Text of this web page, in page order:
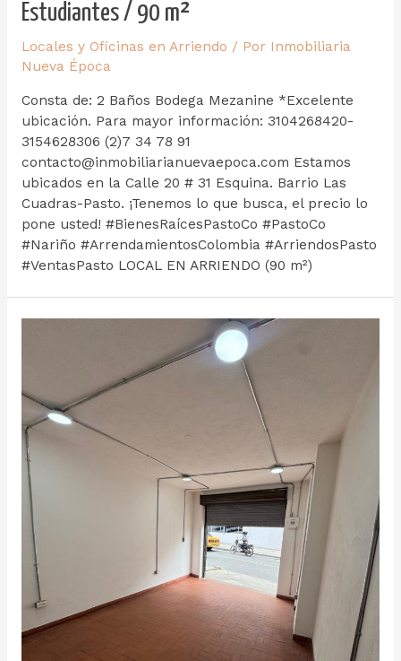
Estudiantes / 90 m²
Locales y Oficinas en Arriendo / Por Inmobiliaria
Nueva Época
Consta de: 2 Baños Bodega Mezanine *Excelente
ubicación. Para mayor información: 3104268420-
3154628306 (2)7 34 78 91
contacto@inmobiliarianuevaepoca.com Estamos
ubicados en la Calle 20 # 31 Esquina. Barrio Las
Cuadras-Pasto. ¡Tenemos lo que busca, el precio lo
pone usted! #BienesRaícesPastoCo #PastoCo
#Nariño #ArrendamientosColombia #ArriendosPasto
#VentasPasto LOCAL EN ARRIENDO (90 m²)